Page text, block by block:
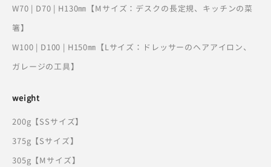
W70 | D70 | H130㎜【Mサイズ：デスクの長定規、キッチンの菜
箸】
W100 | D100 | H150㎜【Lサイズ：ドレッサーのヘアアイロン、
ガレージの工具】
weight
200g【SSサイズ】
375g【Sサイズ】
305g【Mサイズ】